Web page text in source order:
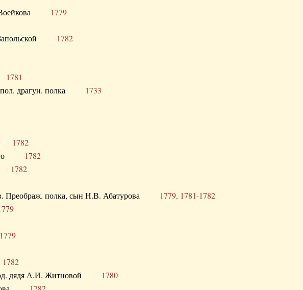
Воейкова 1779
1782
1781
драгун. полка 1733
1782
1782
1782
Преображ. полка, сын Н.В. Абатурова 1779, 1781-1782
1779
1782
дядя А.И. Житновой 1780